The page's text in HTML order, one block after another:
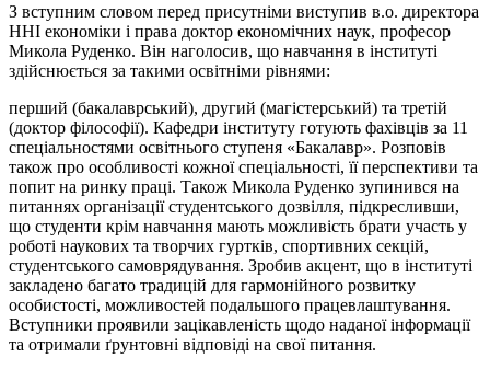
З вступним словом перед присутніми виступив в.о. директора
ННІ економіки і права доктор економічних наук, професор
Микола Руденко. Він наголосив, що навчання в інституті
здійснюється за такими освітніми рівнями:
перший (бакалаврський), другий (магістерський) та третій
(доктор філософії). Кафедри інституту готують фахівців за 11
спеціальностями освітнього ступеня «Бакалавр». Розповів
також про особливості кожної спеціальності, її перспективи та
попит на ринку праці. Також Микола Руденко зупинився на
питаннях організації студентського дозвілля, підкресливши,
що студенти крім навчання мають можливість брати участь у
роботі наукових та творчих гуртків, спортивних секцій,
студентського самоврядування. Зробив акцент, що в інституті
закладено багато традицій для гармонійного розвитку
особистості, можливостей подальшого працевлаштування.
Вступники проявили зацікавленість щодо наданої інформації
та отримали ґрунтовні відповіді на свої питання.